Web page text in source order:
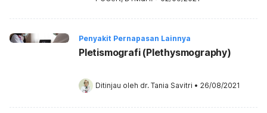
Penyakit Pernapasan Lainnya
Pletismografi (Plethysmography)
Ditinjau oleh dr. Tania Savitri • 26/08/2021